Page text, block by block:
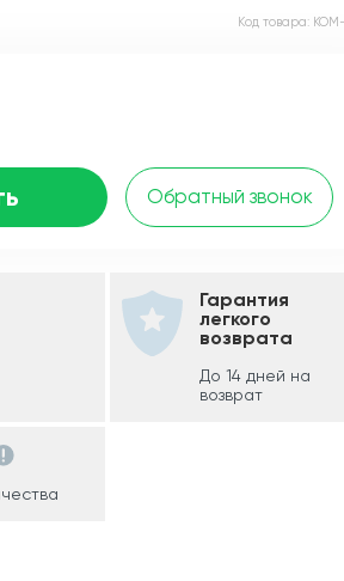
Код товара:
Обратный звонок
Гарантия
легкого
возврата
До 14 дней на
возврат